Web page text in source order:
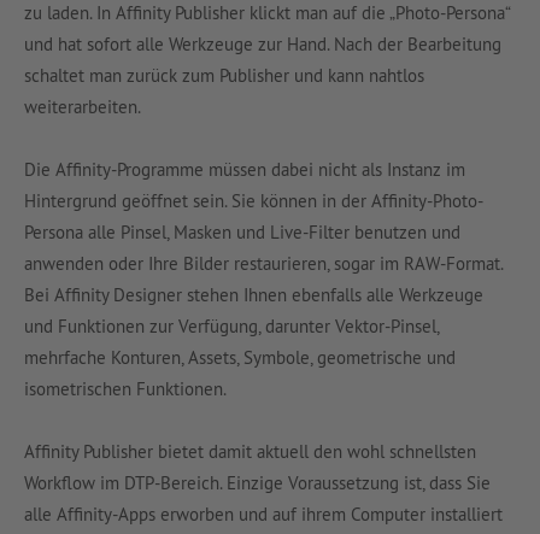
zu laden. In Affinity Publisher klickt man auf die „Photo-Persona“
und hat sofort alle Werkzeuge zur Hand. Nach der Bearbeitung
schaltet man zurück zum Publisher und kann nahtlos
weiterarbeiten.
Die Affinity-Programme müssen dabei nicht als Instanz im
Hintergrund geöffnet sein. Sie können in der Affinity-Photo-
Persona alle Pinsel, Masken und Live-Filter benutzen und
anwenden oder Ihre Bilder restaurieren, sogar im RAW-Format.
Bei Affinity Designer stehen Ihnen ebenfalls alle Werkzeuge
und Funktionen zur Verfügung, darunter Vektor-Pinsel,
mehrfache Konturen, Assets, Symbole, geometrische und
isometrischen Funktionen.
Affinity Publisher bietet damit aktuell den wohl schnellsten
Workflow im DTP-Bereich. Einzige Voraussetzung ist, dass Sie
alle Affinity-Apps erworben und auf ihrem Computer installiert